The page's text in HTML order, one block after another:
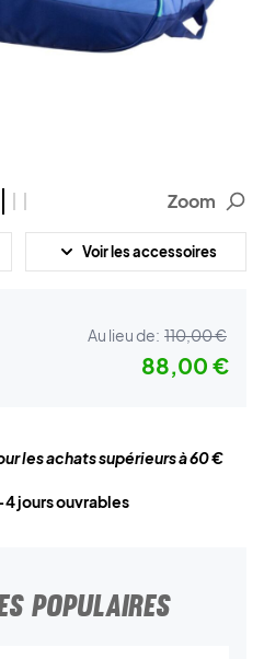
Zoom
Voir les accessoires
Au lieu de: 110,00 €
88,00 €
les achats supérieurs à 60 €
jours ouvrables
POPULAIRES